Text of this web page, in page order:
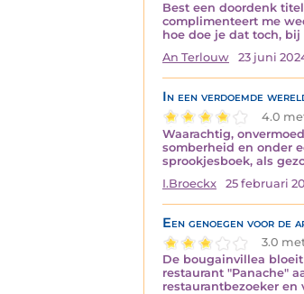
Best een doordenk
complimenteert me
hoe doe je dat toch,
An Terlouw
23 juni
In een verdoemde
4.0
Waarachtig,
somberheid en onder
sprookjesboek, als
I.Broeckx
25 februari
Een genoegen voor de
3.0
De bougainvillea
restaurant "Panache"
restaurantbezoeker